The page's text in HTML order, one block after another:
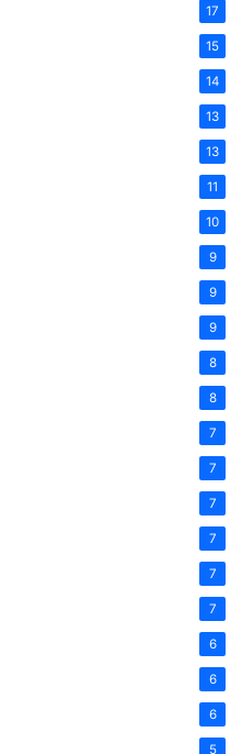
17
15
14
13
13
11
10
9
9
9
8
8
7
7
7
7
7
7
6
6
6
5